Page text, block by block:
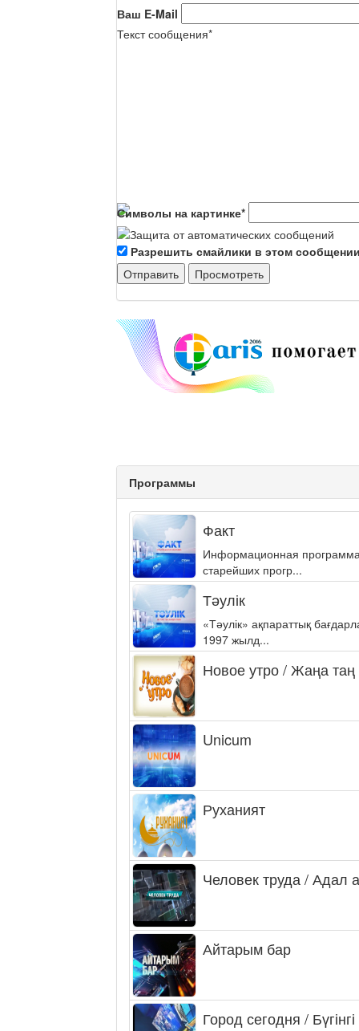
Ваш E-Mail
Текст сообщения*
Символы на картинке*
Разрешить смайлики в этом
Программы
Факт
Информационная
старейших прогр...
Тәулік
«Тәулік» ақпараттық
1997 жылд...
Новое утро / Жаңа таң
Unicum
Руханият
Человек труда / Адал
Айтарым бар
Город сегодня /